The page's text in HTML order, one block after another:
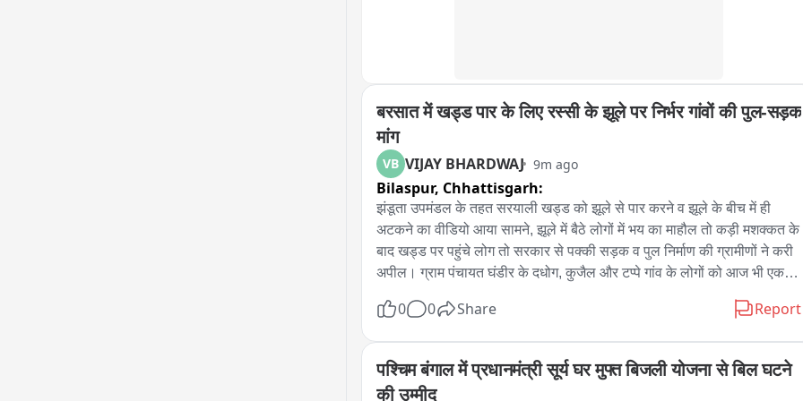
बरसात में खड्ड पार के लिए रस्सी के झूले पर निर्भर गांवों की पुल-सड़क
मांग
VB VIJAY BHARDWAJ 9m ago
Bilaspur, Chhattisgarh:
झंडूता उपमंडल के तहत सरयाली खड्ड को झूले से पार करने व झूले के बीच में ही
अटकने का वीडियो आया सामने, झूले में बैठे लोगों में भय का माहौल तो कड़ी मशक्कत के
बाद खड्ड पर पहुंचे लोग तो सरकार से पक्की सड़क व पुल निर्माण की ग्रामीणों ने करी
अपील। ग्राम पंचायत घंडीर के दधोग, कुजैल और टप्पे गांव के लोगों को आज भी एक
खड्ड का जलस्तर बढ़ने से गांवों के लोगों के लिए खड्ड पार करना सबसे बड़ी चुनौती
एक छोर से दूसरे छोर तक पहुंचने के लिए रस्सी के झूले का सहारा लेना पड़ रहा है और
इसी झूले से बच्चों, महिलाओं, बुजुर्गों सहित मरीजों को आर पार जाते हैं। वहीं स्थानीय
0 0 Share Report
पश्चिम बंगाल में प्रधानमंत्री सूर्य घर मुफ्त बिजली योजना से बिल घटने
की उम्मीद